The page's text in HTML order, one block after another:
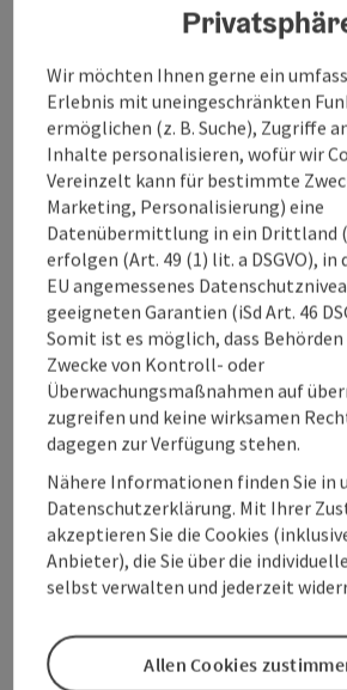
Vom Gemeindeamt Altmünster
Marktstraße hinunter zur
Seepromenade, halten uns links
Campingplatz vorbei. Dann müssen
zur B145 und fahren nach rechts auf
Gmunden. Nachdem wir die
und Gmunden passiert haben,
Toscanapark. Hier sollte man einen
Seehotel Schloss Ort machen. Das
frühe 20. Jahrhundert auch Orth ...
Beschreibung vollständig anzeigen
Tour und
Anreise/Lage
Eignung
Barrierefreiheit
Wir möchten Ihnen gerne ein
Erlebnis mit uneingeschränkten
ermöglichen (z. B. Suche), Zugriffe
Inhalte personalisieren, wofür wir
Vereinzelt kann für bestimmte
Marketing, Personalisierung) eine
Datenübermittlung in ein Drittland
erfolgen (Art. 49 (1) lit. a DSGVO), in
EU angemessenes
geeigneten Garantien (iSd Art. 46
Somit ist es möglich, dass Behörden
Zwecke von Kontroll- oder
Überwachungsmaßnahmen auf
zugreifen und keine wirksamen
dagegen zur Verfügung stehen.
Nähere Informationen finden Sie in
Datenschutzerklärung. Mit Ihrer
akzeptieren Sie die Cookies
Anbieter), die Sie über die
selbst verwalten und jederzeit
Allen Cookies